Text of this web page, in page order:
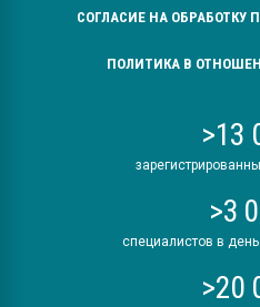
СОГЛАСИЕ НА
ПОЛИТИКА В
>13
>3
специалистов в
>20